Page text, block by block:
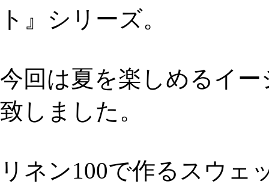
ト』シリーズ。
今回は夏を楽しめるイ
致しました。
リネン100で作るスウェ